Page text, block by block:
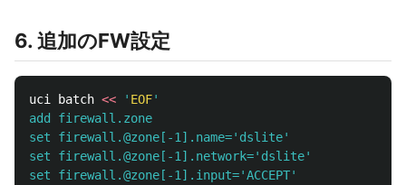
6. 追加のFW設定
uci batch << ' EOF'
add firewall.zone
set firewall.@zone[-1].name='dslite'
set firewall.@zone[-1].network='dslite'
set firewall.@zone[-1].input='ACCEPT'